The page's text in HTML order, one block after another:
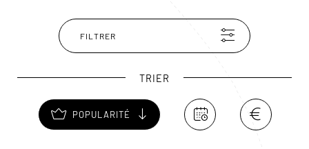
de la nuit, tandis que s’élèvent les prières. Magique !
FILTRER
TRIER
POPULARITÉ